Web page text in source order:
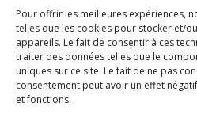
Pour offrir les meilleures expériences,
telles que les cookies pour stocker et/
appareils. Le fait de consentir à ces
traiter des données telles que le
uniques sur ce site. Le fait de ne pas
consentement peut avoir un effet
et fonctions.
Je fais